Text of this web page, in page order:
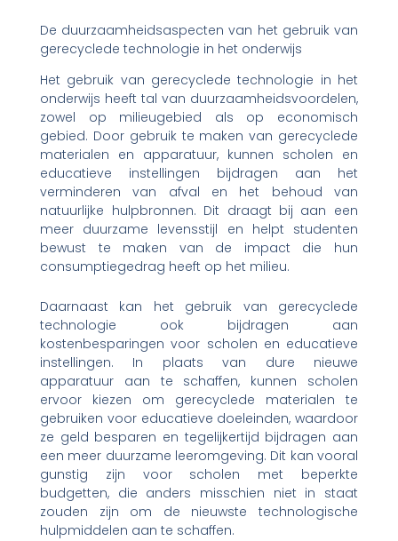
De duurzaamheidsaspecten van het gebruik van
gerecyclede technologie in het onderwijs
Het gebruik van gerecyclede technologie in het
onderwijs heeft tal van duurzaamheidsvoordelen,
zowel op milieugebied als op economisch
gebied. Door gebruik te maken van gerecyclede
materialen en apparatuur, kunnen scholen en
educatieve instellingen bijdragen aan het
verminderen van afval en het behoud van
natuurlijke hulpbronnen. Dit draagt bij aan een
meer duurzame levensstijl en helpt studenten
bewust te maken van de impact die hun
consumptiegedrag heeft op het milieu.
Daarnaast kan het gebruik van gerecyclede
technologie ook bijdragen aan
kostenbesparingen voor scholen en educatieve
instellingen. In plaats van dure nieuwe
apparatuur aan te schaffen, kunnen scholen
ervoor kiezen om gerecyclede materialen te
gebruiken voor educatieve doeleinden, waardoor
ze geld besparen en tegelijkertijd bijdragen aan
een meer duurzame leeromgeving. Dit kan vooral
gunstig zijn voor scholen met beperkte
budgetten, die anders misschien niet in staat
zouden zijn om de nieuwste technologische
hulpmiddelen aan te schaffen.